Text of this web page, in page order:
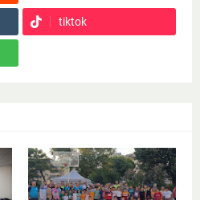
tiktok